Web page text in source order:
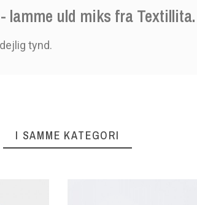
lamme uld miks fra Textillita.
tynd.
I SAMME KATEGORI